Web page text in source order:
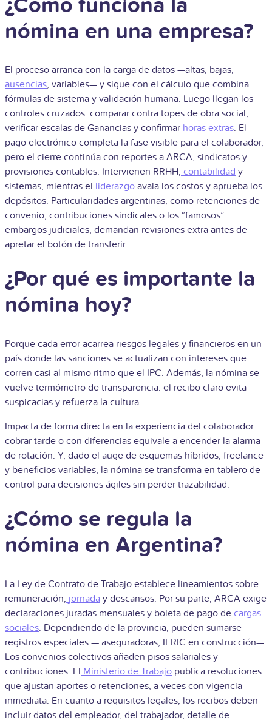
nómina en una empresa?
El proceso arranca con la carga de datos —altas, bajas,
ausencias, variables— y sigue con el cálculo que combina
fórmulas de sistema y validación humana. Luego llegan los
controles cruzados: comparar contra topes de obra social,
verificar escalas de Ganancias y confirmar horas extras. El
pago electrónico completa la fase visible para el colaborador,
pero el cierre continúa con reportes a ARCA, sindicatos y
provisiones contables. Intervienen RRHH, contabilidad y
sistemas, mientras el liderazgo avala los costos y aprueba los
depósitos. Particularidades argentinas, como retenciones de
convenio, contribuciones sindicales o los “famosos”
embargos judiciales, demandan revisiones extra antes de
apretar el botón de transferir.
¿Por qué es importante la
nómina hoy?
Porque cada error acarrea riesgos legales y financieros en un
país donde las sanciones se actualizan con intereses que
corren casi al mismo ritmo que el IPC. Además, la nómina se
vuelve termómetro de transparencia: el recibo claro evita
suspicacias y refuerza la cultura.
Impacta de forma directa en la experiencia del colaborador:
cobrar tarde o con diferencias equivale a encender la alarma
de rotación. Y, dado el auge de esquemas híbridos, freelance
y beneficios variables, la nómina se transforma en tablero de
control para decisiones ágiles sin perder trazabilidad.
¿Cómo se regula la
nómina en Argentina?
La Ley de Contrato de Trabajo establece lineamientos sobre
remuneración, jornada y descansos. Por su parte, ARCA exige
declaraciones juradas mensuales y boleta de pago de cargas
sociales. Dependiendo de la provincia, pueden sumarse
registros especiales — aseguradoras, IERIC en construcción—.
Los convenios colectivos añaden pisos salariales y
contribuciones. El Ministerio de Trabajo publica resoluciones
que ajustan aportes o retenciones, a veces con vigencia
inmediata. En cuanto a requisitos legales, los recibos deben
incluir datos del empleador, del trabajador, detalle de